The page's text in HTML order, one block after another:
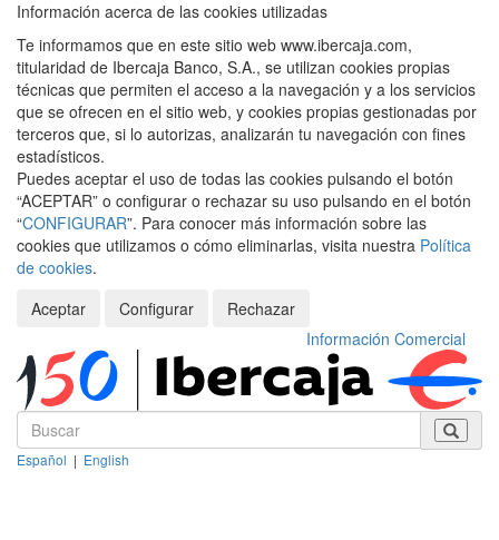
Información acerca de las cookies utilizadas
Te informamos que en este sitio web www.ibercaja.com,
titularidad de Ibercaja Banco, S.A., se utilizan cookies propias
técnicas que permiten el acceso a la navegación y a los servicios
que se ofrecen en el sitio web, y cookies propias gestionadas por
terceros que, si lo autorizas, analizarán tu navegación con fines
estadísticos.
Puedes aceptar el uso de todas las cookies pulsando el botón
“ACEPTAR” o configurar o rechazar su uso pulsando en el botón
“CONFIGURAR”. Para conocer más información sobre las
cookies que utilizamos o cómo eliminarlas, visita nuestra Política
de cookies.
Aceptar
Configurar
Rechazar
Información Comercial
Español | English